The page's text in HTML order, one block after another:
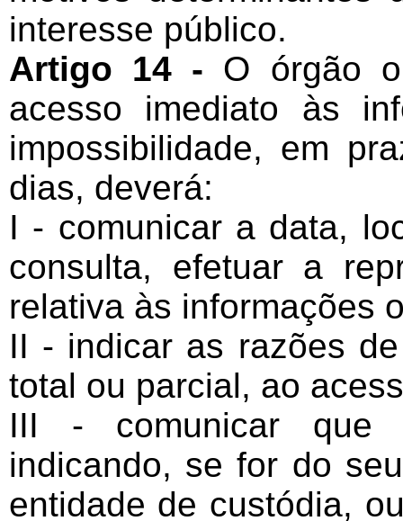
interesse público.
Artigo 14 - O órgão
acesso imediato às
impossibilidade, em
dias, deverá:
I - comunicar a data,
consulta, efetuar a
relativa às informações
II - indicar as razões
total ou parcial, ao
III - comunicar que
indicando, se for do
entidade de custódia,